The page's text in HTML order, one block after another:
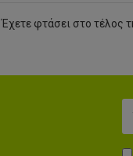
Έχετε φτάσει στο τέλος